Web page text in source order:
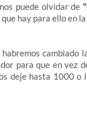
puede olvidar de
hay para ello en
cambiado
para que en vez
deje hasta 1000 o